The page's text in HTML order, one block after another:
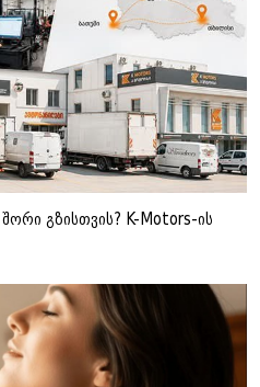
გზისთვის? K-Motors-ის